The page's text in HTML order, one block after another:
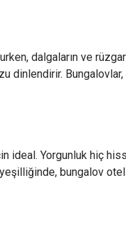
dalgaların ve
ideal. Yorgunluk hiç
bungalov